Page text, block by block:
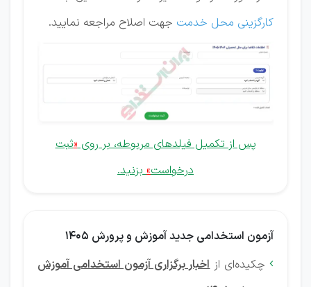
کارگزینی محل خدمت جهت اصلاح مراجعه نمایید.
پس از تکمیل فیلدهای مربوطه، بر روی«ثبت
درخواست»بزنید.
آزمون استخدامی جدید آموزش و پرورش 1405
چکیده‌ای ازاخبار برگزاری آزمون استخدامی آموزش